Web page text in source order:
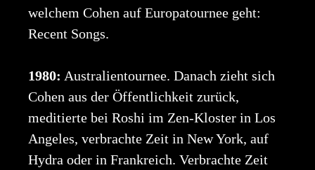
welchem Cohen auf Europatournee geht:
Recent Songs.
1980: Australientournee. Danach zieht sich
Cohen aus der Öffentlichkeit zurück,
meditierte bei Roshi im Zen-Kloster in Los
Angeles, verbrachte Zeit in New York, auf
Hydra oder in Frankreich. Verbrachte Zeit